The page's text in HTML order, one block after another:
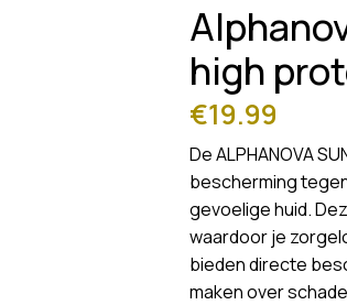
high
€19.99
De ALPHANOVA
bescherming
gevoelige huid.
waardoor je
bieden directe
maken over